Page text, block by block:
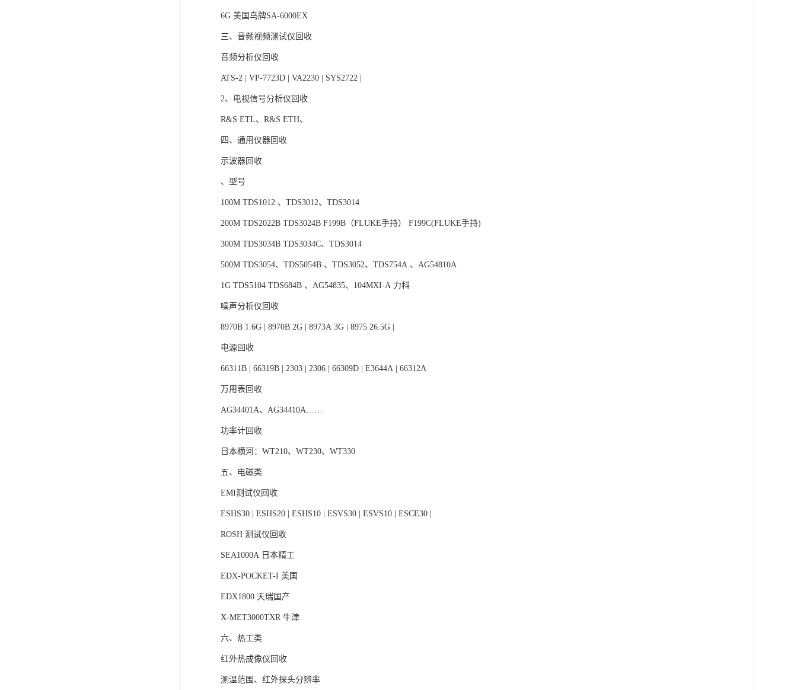
6G 美国鸟牌SA-6000EX
三、音频视频测试仪回收
音频分析仪回收
ATS-2 | VP-7723D | VA2230 | SYS2722 |
2、电视信号分析仪回收
R&S ETL、R&S ETH、
四、通用仪器回收
示波器回收
、型号
100M TDS1012 、TDS3012、TDS3014
200M TDS2022B TDS3024B F199B（FLUKE手持） F199C(FLUKE手持)
300M TDS3034B TDS3034C、TDS3014
500M TDS3054、TDS5054B 、TDS3052、TDS754A 、AG54810A
1G TDS5104 TDS684B 、AG54835、104MXI-A 力科
噪声分析仪回收
8970B 1.6G | 8970B 2G | 8973A 3G | 8975 26.5G |
电源回收
66311B | 66319B | 2303 | 2306 | 66309D | E3644A | 66312A
万用表回收
AG34401A、AG34410A……
功率计回收
日本横河：WT210、WT230、WT330
五、电磁类
EMI测试仪回收
ESHS30 | ESHS20 | ESHS10 | ESVS30 | ESVS10 | ESCE30 |
ROSH 测试仪回收
SEA1000A 日本精工
EDX-POCKET-I 美国
EDX1800 天瑞国产
X-MET3000TXR 牛津
六、热工类
红外热成像仪回收
测温范围、红外探头分辨率